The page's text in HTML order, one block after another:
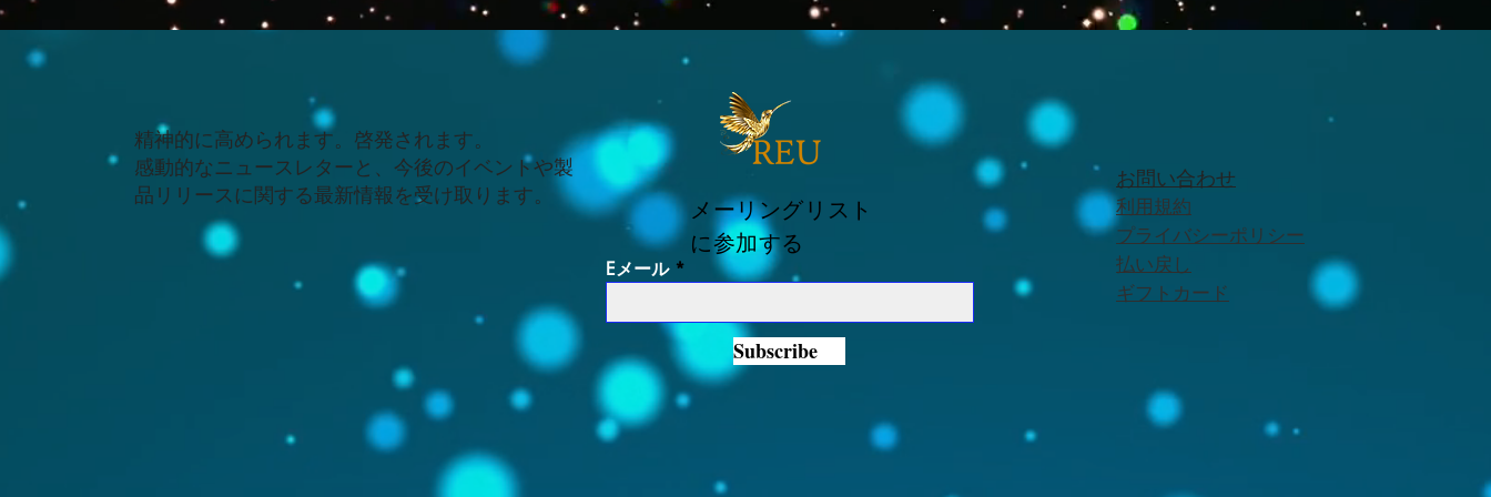
精神的に高められます。啓発されます。
感動的なニュースレターと、今後のイベントや製
品リリースに関する最新情報を受け取ります。
メーリングリスト
に参加する
Eメール
Subscribe
お問い合わせ
利用規約
プライバシーポリシー
払い戻し
ギフトカード